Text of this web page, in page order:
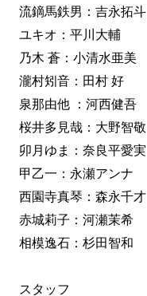
流鏑馬鉄男：吉永拓斗
ユキオ：平川大輔
乃木 蒼：小清水亜美
瀧村矧音：田村 好
泉那由他 ：河西健吾
桜井多見哉：大野智敬
卯月ゆま：奈良平愛実
甲乙一：永瀬アンナ
西園寺真琴：森永千才
赤城莉子：河瀬茉希
相模逸石：杉田智和
スタッフ